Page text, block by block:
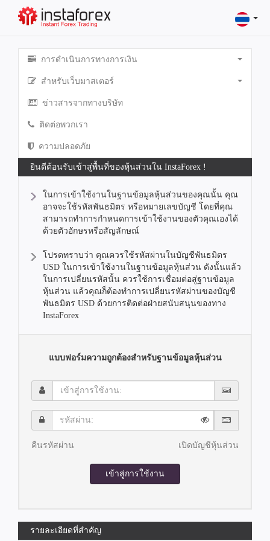
การดำเนินการทางการเงิน
สำหรับเว็บมาสเตอร์
ข่าวสารจากทางบริษัท
ติดต่อพวกเรา
ความปลอดภัย
ยินดีต้อนรับเข้าสู่พื้นที่ของหุ้นส่วนใน InstaForex !
ในการเข้าใช้งานในฐานข้อมูลหุ้นส่วนของคุณนั้น คุณ
อาจจะใช้รหัสพันธมิตร หรือหมายเลขบัญชี โดยที่คุณ
สามารถทำการกำหนดการเข้าใช้งานของตัวคุณเองได้
ด้วยตัวอักษรหรือสัญลักษณ์
โปรดทราบว่า คุณควรใช้รหัสผ่านในบัญชีพันธมิตร
USD ในการเข้าใช้งานในฐานข้อมูลหุ้นส่วน ดังนั้นแล้ว
ในการเปลี่ยนรหัสนั้น ควรใช้การเชื่อมต่อสู่ฐานข้อมูล
หุ้นส่วน แล้วคุณก็ต้องทำการเปลี่ยนรหัสผ่านของบัญชี
พันธมิตร USD ด้วยการติดต่อฝ่ายสนับสนุนของทาง
InstaForex
แบบฟอร์มความถูกต้องสำหรับฐานข้อมูลหุ้นส่วน
เข้า
สู่
การ
ใช้
รหัส
ผ่าน:
คืนรหัสผ่าน
เปิดบัญชีหุ้นส่วน
เข้าสู่การใช้งาน
รายละเอียดที่สำคัญ